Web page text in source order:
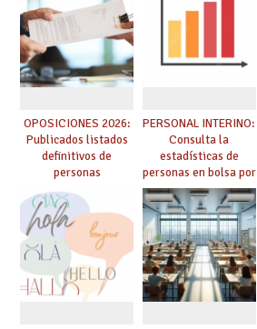
OPOSICIONES 2026:
Publicados listados
definitivos de
personas
seleccionadas. ¿Qué
hacer ahora si he
obtenido plaza?
PERSONAL INTERINO:
Consulta la
estadísticas de
personas en bolsa por
cuerpo, especialidad
y tipo de bolsa para
el curso 26/27